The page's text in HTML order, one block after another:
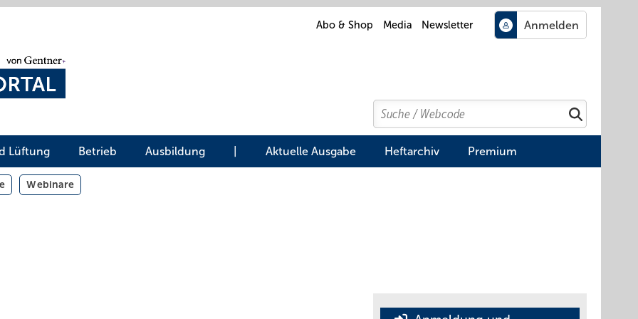
Abo & Shop Media Newsletter
Search
Suchen
Lüftung Betrieb Ausbildung Aktuelle Ausgabe Heftarchiv Premium
Webinare